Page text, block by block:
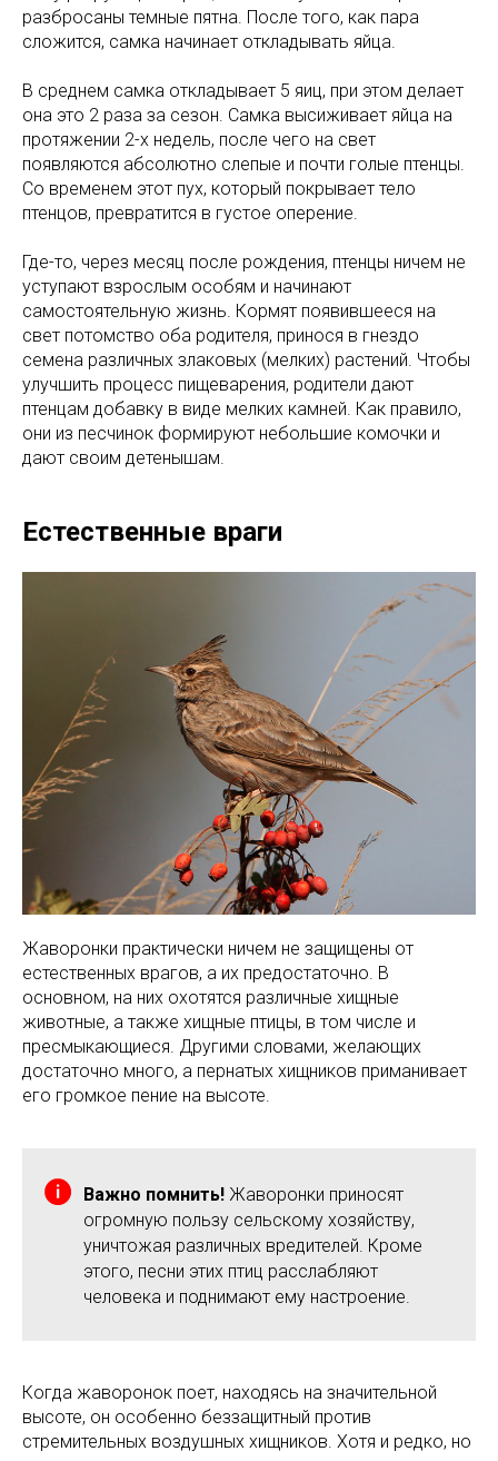
разбросаны темные пятна. После того, как пара
сложится, самка начинает откладывать яйца.
В среднем самка откладывает 5 яиц, при этом делает
она это 2 раза за сезон. Самка высиживает яйца на
протяжении 2-х недель, после чего на свет
появляются абсолютно слепые и почти голые птенцы.
Со временем этот пух, который покрывает тело
птенцов, превратится в густое оперение.
Где-то, через месяц после рождения, птенцы ничем не
уступают взрослым особям и начинают
самостоятельную жизнь. Кормят появившееся на
свет потомство оба родителя, принося в гнездо
семена различных злаковых (мелких) растений. Чтобы
улучшить процесс пищеварения, родители дают
птенцам добавку в виде мелких камней. Как правило,
они из песчинок формируют небольшие комочки и
дают своим детенышам.
Естественные враги
Жаворонки практически ничем не защищены от
естественных врагов, а их предостаточно. В
основном, на них охотятся различные хищные
животные, а также хищные птицы, в том числе и
пресмыкающиеся. Другими словами, желающих
достаточно много, а пернатых хищников приманивает
его громкое пение на высоте.
Важно помнить! Жаворонки приносят
огромную пользу сельскому хозяйству,
уничтожая различных вредителей. Кроме
этого, песни этих птиц расслабляют
человека и поднимают ему настроение.
Когда жаворонок поет, находясь на значительной
высоте, он особенно беззащитный против
стремительных воздушных хищников. Хотя и редко, но